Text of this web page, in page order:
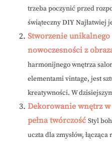
trzeba poczynić przed
świąteczny DIY Najłatwiej
Stworzenie unikalnego
nowoczesności z
harmonijnego wnętrza
elementami vintage, jest
kreatywności. W
Dekorowanie wnętrz
pełna twórczość Styl
uczta dla zmysłów,